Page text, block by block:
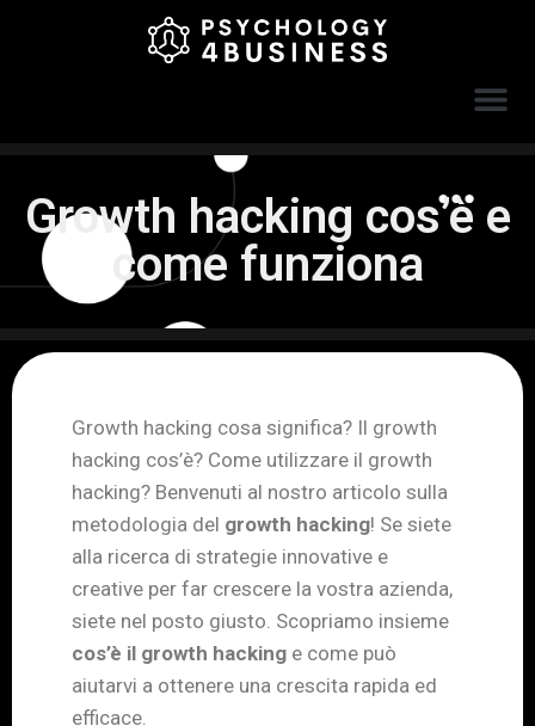
Growth hacking cos’è e
come funziona
Growth hacking cosa significa? Il growth
hacking cos’è? Come utilizzare il growth
hacking? Benvenuti al nostro articolo sulla
metodologia del growth hacking! Se siete
alla ricerca di strategie innovative e
creative per far crescere la vostra azienda,
siete nel posto giusto. Scopriamo insieme
cos’è il growth hacking e come può
aiutarvi a ottenere una crescita rapida ed
efficace.